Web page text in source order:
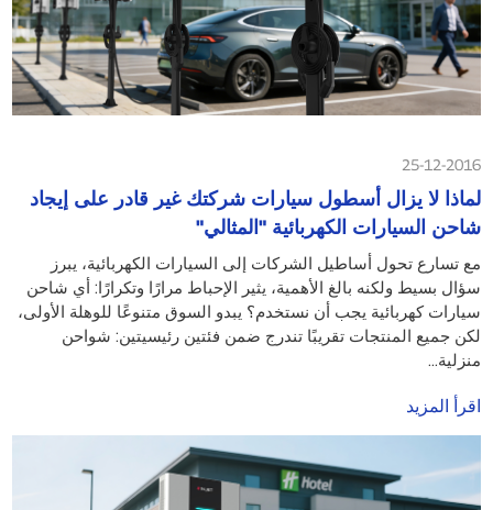
25-12-2016
لماذا لا يزال أسطول سيارات شركتك غير قادر على إيجاد
شاحن السيارات الكهربائية "المثالي"
مع تسارع تحول أساطيل الشركات إلى السيارات الكهربائية، يبرز
سؤال بسيط ولكنه بالغ الأهمية، يثير الإحباط مرارًا وتكرارًا: أي شاحن
سيارات كهربائية يجب أن نستخدم؟ يبدو السوق متنوعًا للوهلة الأولى،
لكن جميع المنتجات تقريبًا تندرج ضمن فئتين رئيسيتين: شواحن
منزلية...
اقرأ المزيد